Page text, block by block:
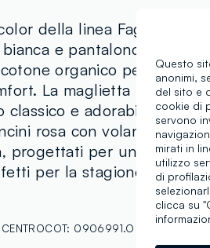
della linea Fagottino è
e pantaloncini rosa,
organico per
La maglietta presenta
e adorabili
rosa con volant
progettati per una
per la stagione estiva.
CENTROCOT: 0906991.O
Questo
anonimi,
del sito e
cookie di
servono
mirati in
utilizzo
di
clicca su